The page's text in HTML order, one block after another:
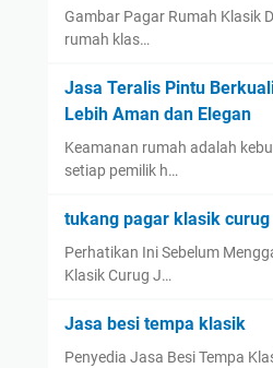
Gambar Pagar Rumah Klasik
rumah klas…
Jasa Teralis Pintu
Lebih Aman dan Elegan
Keamanan rumah adalah
setiap pemilik h…
tukang pagar klasik curug
Perhatikan Ini Sebelum
Klasik Curug J…
Jasa besi tempa klasik
Penyedia Jasa Besi Tempa